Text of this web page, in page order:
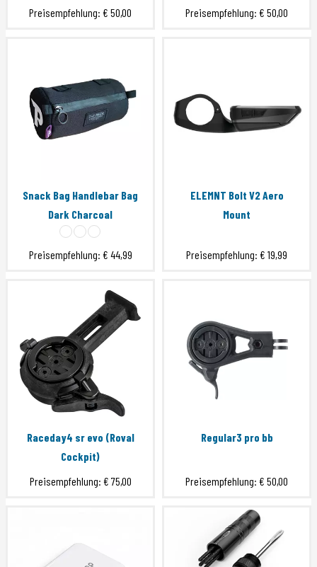
Preisempfehlung: € 50,00
Preisempfehlung: € 50,00
Snack Bag Handlebar Bag
Dark Charcoal
Preisempfehlung: € 44,99
ELEMNT Bolt V2 Aero
Mount
Preisempfehlung: € 19,99
Raceday4 sr evo (Roval
Cockpit)
Preisempfehlung: € 75,00
Regular3 pro bb
Preisempfehlung: € 50,00